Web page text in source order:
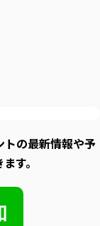
トの最新情報や予
す。